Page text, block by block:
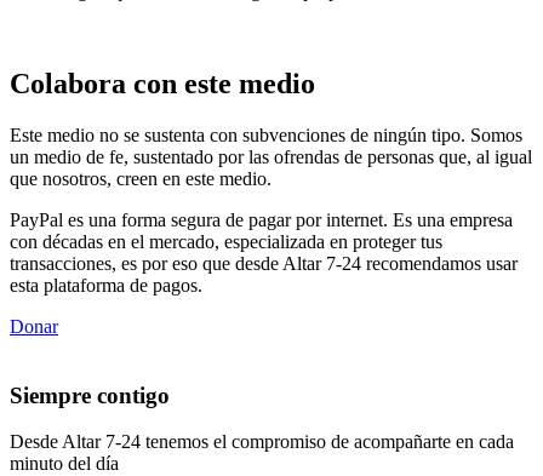
Colabora con este medio
Este medio no se sustenta con subvenciones de ningún tipo. Somos
un medio de fe, sustentado por las ofrendas de personas que, al igual
que nosotros, creen en este medio.
PayPal es una forma segura de pagar por internet. Es una empresa
con décadas en el mercado, especializada en proteger tus
transacciones, es por eso que desde Altar 7-24 recomendamos usar
esta plataforma de pagos.
Donar
Siempre contigo
Desde Altar 7-24 tenemos el compromiso de acompañarte en cada
minuto del día